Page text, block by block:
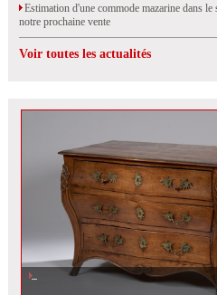
Estimation d'une commode mazarine dans le
notre prochaine vente
Voir toutes les actualités
Estimation d\'une commode galbée dans notre